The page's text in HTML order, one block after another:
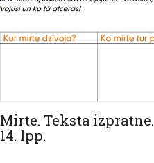
Mirte. Teksta izpratne.
14. lpp.